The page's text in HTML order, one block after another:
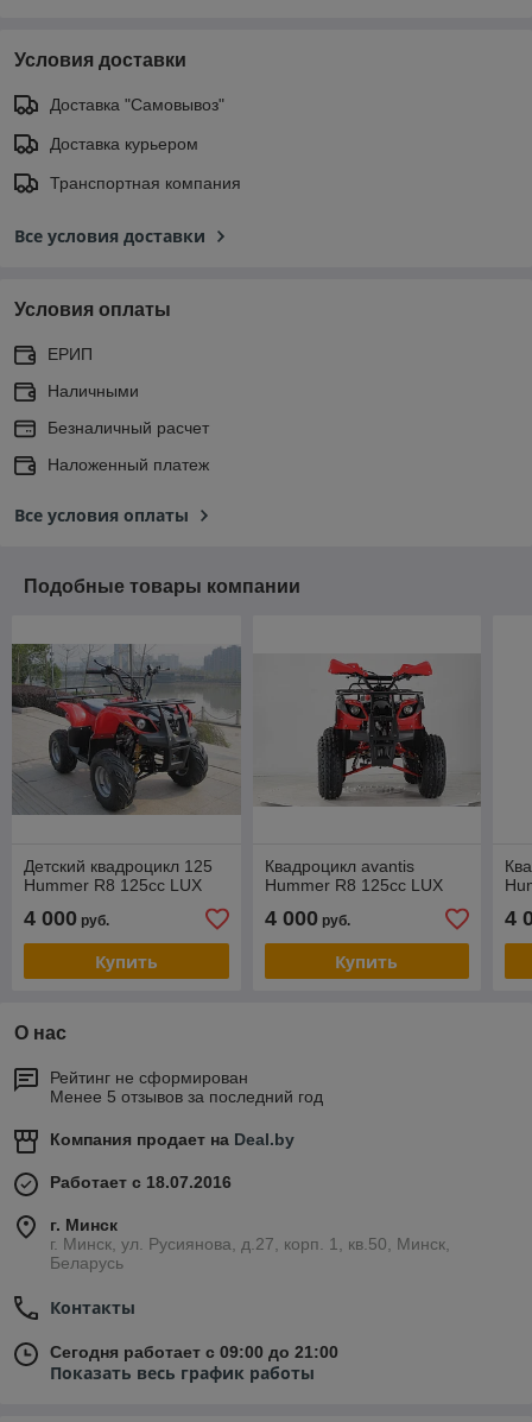
Условия доставки
Доставка "Самовывоз"
Доставка курьером
Транспортная компания
Все условия доставки
Условия оплаты
ЕРИП
Наличными
Безналичный расчет
Наложенный платеж
Все условия оплаты
Подобные товары компании
Детский квадроцикл 125
Hummer R8 125cc LUX
4 000 руб.
Купить
Квадроцикл avantis
Hummer R8 125cc LUX
4 000руб.
Купить
4
О нас
Рейтинг не сформирован
Менее 5 отзывов за последний год
Компания продает на Deal.by
Работает с 18.07.2016
г. Минск
г. Минск, ул. Русиянова, д.27, корп. 1, кв.50, Минск,
Беларусь
Контакты
Сегодня работает с 09:00 до 21:00
Показать весь график работы